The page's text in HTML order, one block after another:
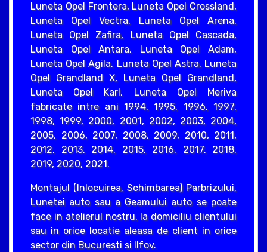
Luneta Opel Frontera, Luneta Opel Crossland,
Luneta Opel Vectra, Luneta Opel Arena,
Luneta Opel Zafira, Luneta Opel Cascada,
Luneta Opel Antara, Luneta Opel Adam,
Luneta Opel Agila, Luneta Opel Astra, Luneta
Opel Grandland X, Luneta Opel Grandland,
Luneta Opel Karl, Luneta Opel Meriva
fabricate intre ani 1994, 1995, 1996, 1997,
1998, 1999, 2000, 2001, 2002, 2003, 2004,
2005, 2006, 2007, 2008, 2009, 2010, 2011,
2012, 2013, 2014, 2015, 2016, 2017, 2018,
2019, 2020, 2021.
Montajul (Inlocuirea, Schimbarea) Parbrizului,
Lunetei auto sau a Geamului auto se poate
face in atelierul nostru, la domiciliu clientului
sau in orice locatie aleasa de client in orice
sector din Bucuresti si Ilfov.